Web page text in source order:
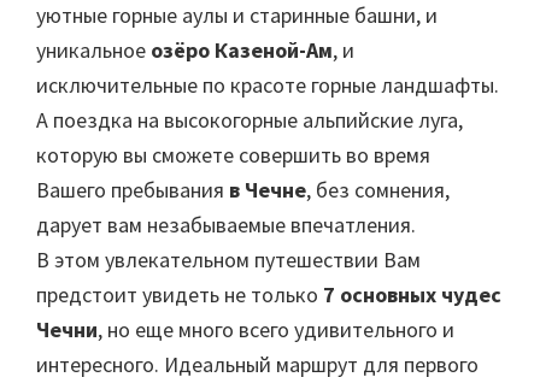
уютные горные аулы и старинные башни, и
уникальное озёро Казеной-Ам, и
исключительные по красоте горные ландшафты.
А поездка на высокогорные альпийские луга,
которую вы сможете совершить во время
Вашего пребывания в Чечне, без сомнения,
дарует вам незабываемые впечатления.
В этом увлекательном путешествии Вам
предстоит увидеть не только 7 основных чудес
Чечни, но еще много всего удивительного и
интересного. Идеальный маршрут для первого